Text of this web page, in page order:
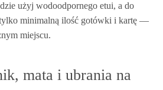
użyj wodoodpornego etui, a do
tylko minimalną ilość gotówki i kartę —
miejscu.
mata i ubrania na